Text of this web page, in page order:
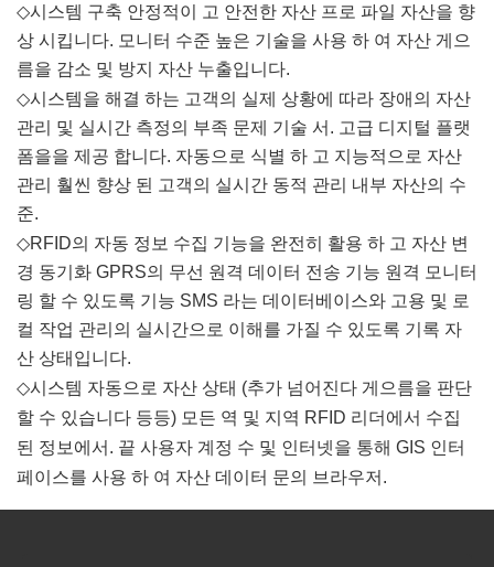
◇시스템 구축 안정적이 고 안전한 자산 프로 파일 자산을 향
상 시킵니다. 모니터 수준 높은 기술을 사용 하 여 자산 게으
름을 감소 및 방지 자산 누출입니다.
◇시스템을 해결 하는 고객의 실제 상황에 따라 장애의 자산
관리 및 실시간 측정의 부족 문제 기술 서. 고급 디지털 플랫
폼을을 제공 합니다. 자동으로 식별 하 고 지능적으로 자산
관리 훨씬 향상 된 고객의 실시간 동적 관리 내부 자산의 수
준.
◇RFID의 자동 정보 수집 기능을 완전히 활용 하 고 자산 변
경 동기화 GPRS의 무선 원격 데이터 전송 기능 원격 모니터
링 할 수 있도록 기능 SMS 라는 데이터베이스와 고용 및 로
컬 작업 관리의 실시간으로 이해를 가질 수 있도록 기록 자
산 상태입니다.
◇시스템 자동으로 자산 상태 (추가 넘어진다 게으름을 판단
할 수 있습니다 등등) 모든 역 및 지역 RFID 리더에서 수집
된 정보에서. 끝 사용자 계정 수 및 인터넷을 통해 GIS 인터
페이스를 사용 하 여 자산 데이터 문의 브라우저.